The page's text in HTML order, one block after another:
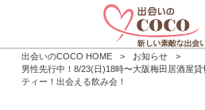
出会いのCOCO HOME > お知らせ
>
男性先行中！8/23(日)18時〜大阪梅田居酒屋
ティー！出会える飲み会！